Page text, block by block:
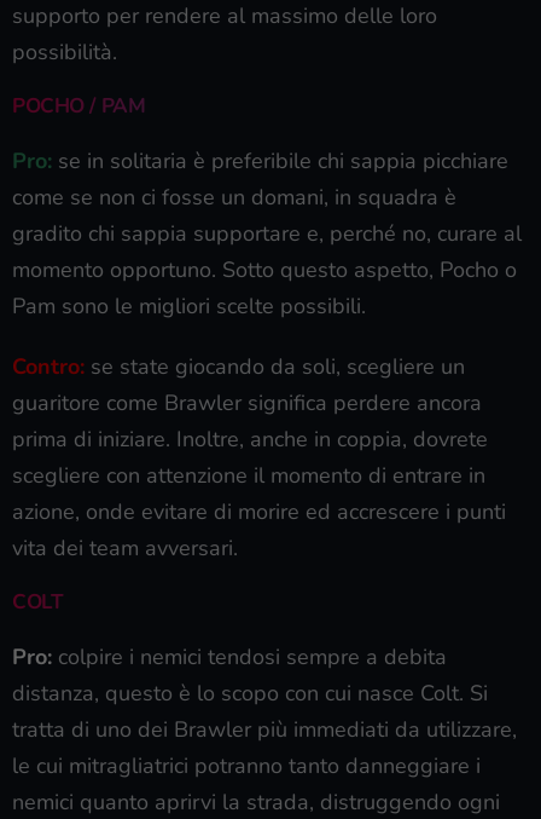
supporto per rendere al massimo delle loro
possibilità.
POCHO / PAM
Pro: se in solitaria è preferibile chi sappia picchiare
come se non ci fosse un domani, in squadra è
gradito chi sappia supportare e, perché no, curare al
momento opportuno. Sotto questo aspetto, Pocho o
Pam sono le migliori scelte possibili.
Contro: se state giocando da soli, scegliere un
guaritore come Brawler significa perdere ancora
prima di iniziare. Inoltre, anche in coppia, dovrete
scegliere con attenzione il momento di entrare in
azione, onde evitare di morire ed accrescere i punti
vita dei team avversari.
COLT
Pro: colpire i nemici tendosi sempre a debita
distanza, questo è lo scopo con cui nasce Colt. Si
tratta di uno dei Brawler più immediati da utilizzare,
le cui mitragliatrici potranno tanto danneggiare i
nemici quanto aprirvi la strada, distruggendo ogni